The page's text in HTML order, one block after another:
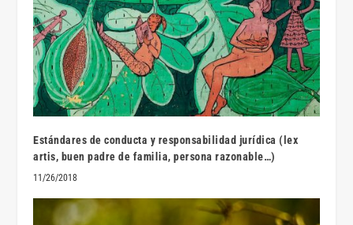
Estándares de conducta y responsabilidad jurídica (lex
artis, buen padre de familia, persona razonable…)
11/26/2018